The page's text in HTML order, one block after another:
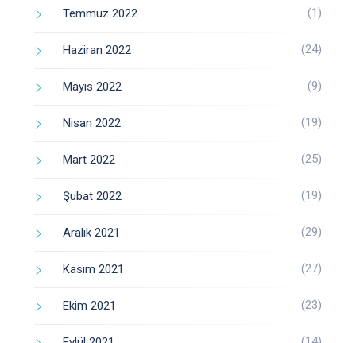
Temmuz 2022 (1)
Haziran 2022 (24)
Mayıs 2022 (9)
Nisan 2022 (19)
Mart 2022 (25)
Şubat 2022 (19)
Aralık 2021 (29)
Kasım 2021 (27)
Ekim 2021 (23)